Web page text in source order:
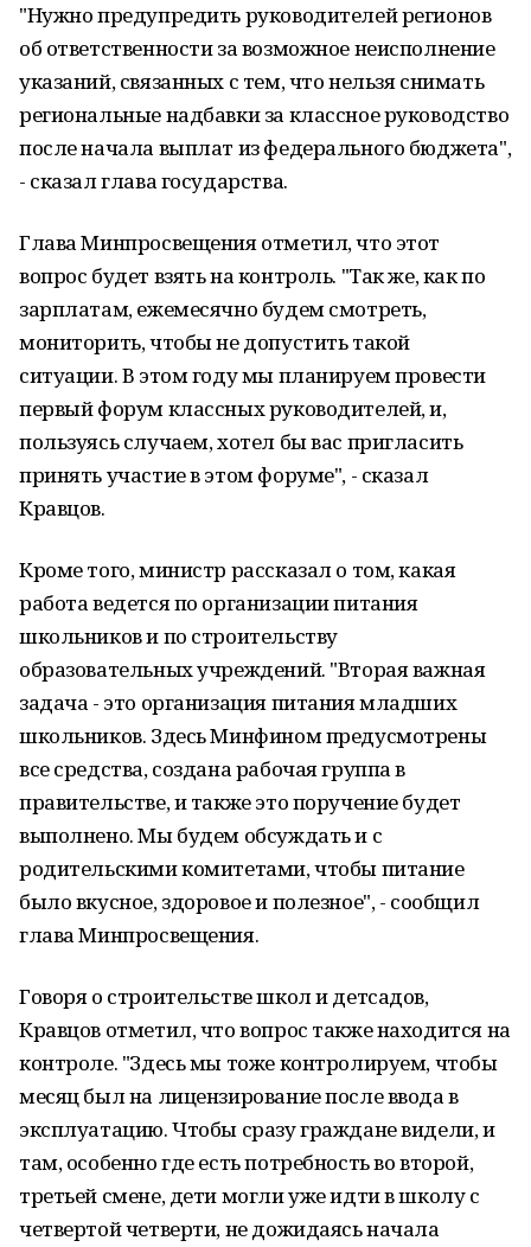
"Нужно предупредить руководителей регионов
об ответственности за возможное неисполнение
указаний, связанных с тем, что нельзя снимать
региональные надбавки за классное руководство
после начала выплат из федерального бюджета",
- сказал глава государства.
Глава Минпросвещения отметил, что этот
вопрос будет взять на контроль. "Так же, как по
зарплатам, ежемесячно будем смотреть,
мониторить, чтобы не допустить такой
ситуации. В этом году мы планируем провести
первый форум классных руководителей, и,
пользуясь случаем, хотел бы вас пригласить
принять участие в этом форуме", - сказал
Кравцов.
Кроме того, министр рассказал о том, какая
работа ведется по организации питания
школьников и по строительству
образовательных учреждений. "Вторая важная
задача - это организация питания младших
школьников. Здесь Минфином предусмотрены
все средства, создана рабочая группа в
правительстве, и также это поручение будет
выполнено. Мы будем обсуждать и с
родительскими комитетами, чтобы питание
было вкусное, здоровое и полезное", - сообщил
глава Минпросвещения.
Говоря о строительстве школ и детсадов,
Кравцов отметил, что вопрос также находится на
контроле. "Здесь мы тоже контролируем, чтобы
месяц был на лицензирование после ввода в
эксплуатацию. Чтобы сразу граждане видели, и
там, особенно где есть потребность во второй,
третьей смене, дети могли уже идти в школу с
четвертой четверти, не дожидаясь начала